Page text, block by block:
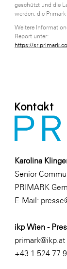
geschützt und die
werden, die
Weitere
Report unter:
https://
Kontakt
Karolina
Senior
PRIMARK
E-Mail:
ikp Wien -
primark@ikp.at
+43 1 524 77